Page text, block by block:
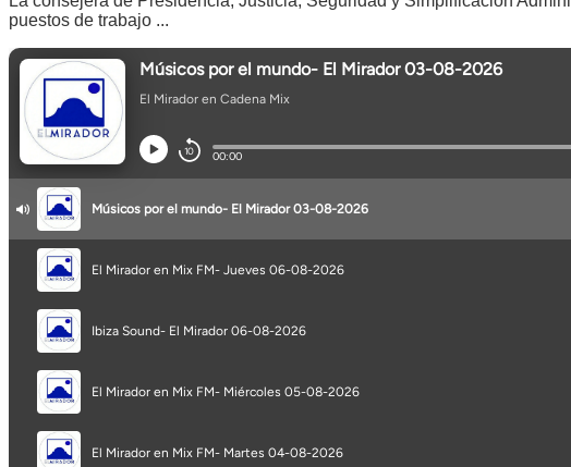
puestos de trabajo ...